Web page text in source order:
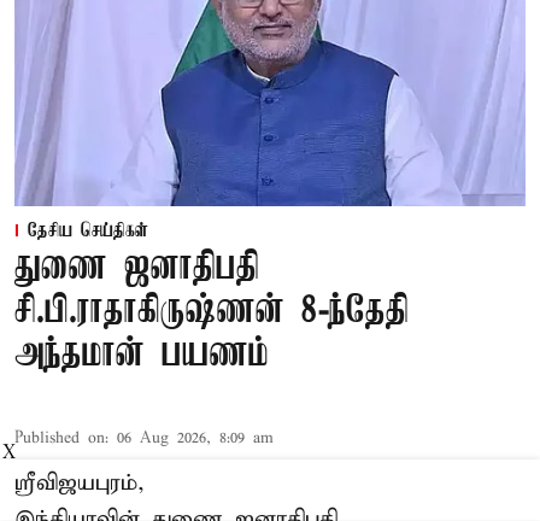
தேசிய செய்திகள்
துணை ஜனாதிபதி
சி.பி.ராதாகிருஷ்ணன் 8-ந்தேதி
அந்தமான் பயணம்
Published on: 06 Aug 2026, 8:09 am
ஸ்ரீவிஜயபுரம்,
X